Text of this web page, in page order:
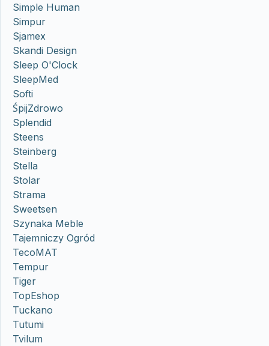
Simple Human
Simpur
Sjamex
Skandi Design
Sleep O'Clock
SleepMed
Softi
ŚpijZdrowo
Splendid
Steens
Steinberg
Stella
Stolar
Strama
Sweetsen
Szynaka Meble
Tajemniczy Ogród
TecoMAT
Tempur
Tiger
TopEshop
Tuckano
Tutumi
Tvilum